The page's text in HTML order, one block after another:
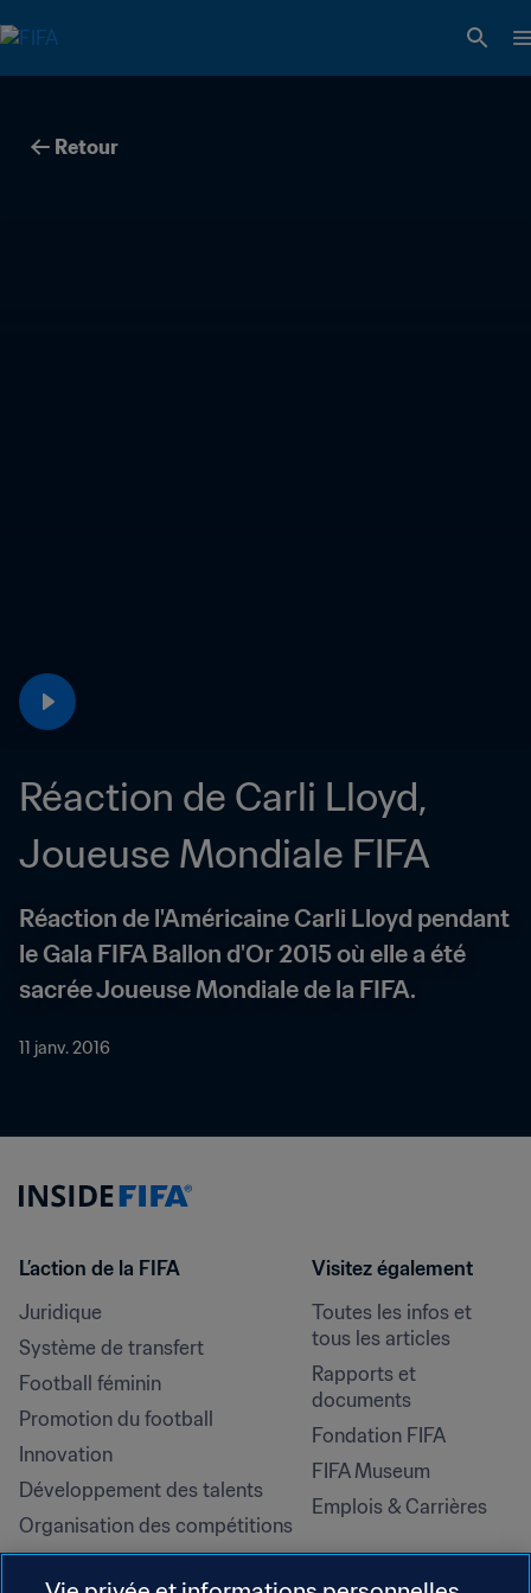
Retour
Réaction de Carli Lloyd,
Joueuse Mondiale FIFA
Réaction de l'Américaine Carli Lloyd pendant
le Gala FIFA Ballon d'Or 2015 où elle a été
sacrée Joueuse Mondiale de la FIFA.
11 janv. 2016
L’action de la FIFA
Juridique
Système de transfert
Football féminin
Promotion du football
Innovation
Développement des talents
Organisation des compétitions
Développement durable
Visitez également
Toutes les infos et
tous les articles
Rapports et
documents
Fondation FIFA
FIFA Museum
Emplois & Carrières